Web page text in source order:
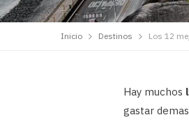
Inicio Destinos Los 12
Hay muchos
gastar